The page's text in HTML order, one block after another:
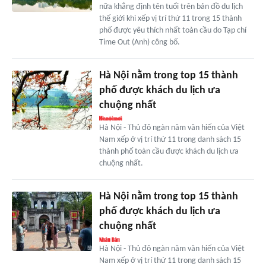
nữa khẳng định tên tuổi trên bản đồ du lịch
thế giới khi xếp vị trí thứ 11 trong 15 thành
phố được yêu thích nhất toàn cầu do Tạp chí
Time Out (Anh) công bố.
Hà Nội nằm trong top 15 thành
phố được khách du lịch ưa
chuộng nhất
Hà Nội - Thủ đô ngàn năm văn hiến của Việt
Nam xếp ở vị trí thứ 11 trong danh sách 15
thành phố toàn cầu được khách du lịch ưa
chuộng nhất.
Hà Nội nằm trong top 15 thành
phố được khách du lịch ưa
chuộng nhất
Hà Nội - Thủ đô ngàn năm văn hiến của Việt
Nam xếp ở vị trí thứ 11 trong danh sách 15